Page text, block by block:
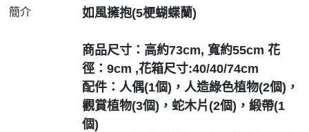
簡介 如風擁抱(5梗蝴蝶蘭)
商品尺寸：高約73cm, 寬約55cm 花
徑：9cm ,花箱尺寸:40/40/74cm
配件：人偶(1個)，人造綠色植物(2個)，
觀賞植物(3個)，蛇木片(2個)，緞帶(1
個)